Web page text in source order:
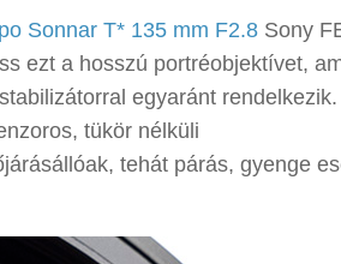
Sonnar T* 135 mm F2.8 Sony
ezt a hosszú portréobjektívet,
egyaránt rendelkezik.
tükör nélküli
tehát párás, gyenge